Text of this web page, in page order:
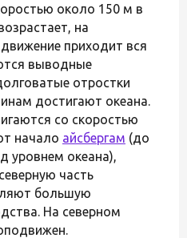
около 150 м в
на
приходит вся
выводные
отростки
достигают океана.
со скоростью
начало айсбергам (до
уровнем океана),
часть
большую
На северном